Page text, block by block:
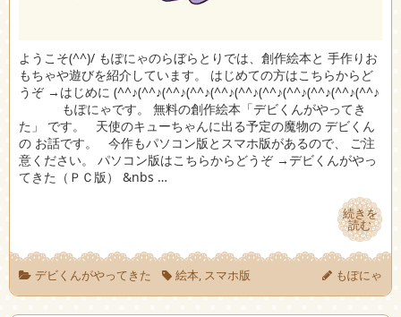
ようこそ(^^)/ もぽにゃのらぼらとりでは、創作絵本と 手作りお
もちゃや遊びを紹介しています。 はじめての方はこちらからど
うぞ →はじめに (^^♪(^^♪(^^♪(^^♪(^^♪(^^♪(^^♪(^^♪(^^♪(^^♪(^^♪
もぽにゃです。 無料の創作絵本「デビくんがやってき
た」 です。 天使のキューちゃんに出る予定の魔物の デビくん
の お話です。 今作もパソコン版とスマホ版があるので、 ご注
意ください。 パソコン版はこちらからどうぞ →デビくんがやっ
てきた（ＰＣ版） &nbs …
続きを
読む
続きを
読む
デビくんがやってきた 絵本, スマホ版 もぽにゃ